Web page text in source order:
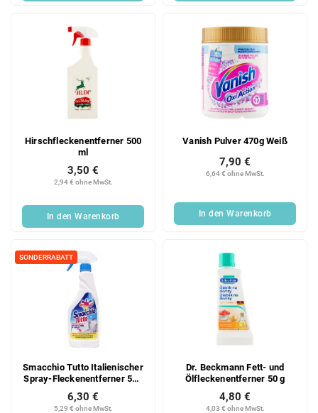
Hirschfleckenentferner 500
ml
2,94 € ohne MwSt.
3,50 €
In den Warenkorb
Vanish Pulver 470g Weiß
6,64 € ohne MwSt.
7,90 €
In den Warenkorb
SONDERRABATT
Smacchio Tutto Italienischer
Spray-Fleckenentferner 500
5,29 € ohne MwSt.
6,30 €
Dr. Beckmann Fett- und
Ölfleckenentferner 50 g
4,03 € ohne MwSt.
4,80 €